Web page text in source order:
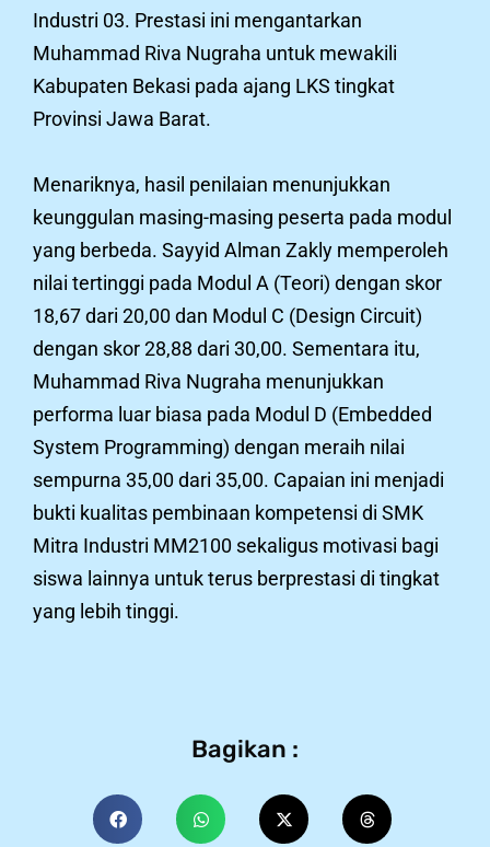
Industri 03. Prestasi ini mengantarkan
Muhammad Riva Nugraha untuk mewakili
Kabupaten Bekasi pada ajang LKS tingkat
Provinsi Jawa Barat.
Menariknya, hasil penilaian menunjukkan
keunggulan masing-masing peserta pada modul
yang berbeda. Sayyid Alman Zakly memperoleh
nilai tertinggi pada Modul A (Teori) dengan skor
18,67 dari 20,00 dan Modul C (Design Circuit)
dengan skor 28,88 dari 30,00. Sementara itu,
Muhammad Riva Nugraha menunjukkan
performa luar biasa pada Modul D (Embedded
System Programming) dengan meraih nilai
sempurna 35,00 dari 35,00. Capaian ini menjadi
bukti kualitas pembinaan kompetensi di SMK
Mitra Industri MM2100 sekaligus motivasi bagi
siswa lainnya untuk terus berprestasi di tingkat
yang lebih tinggi.
Bagikan :